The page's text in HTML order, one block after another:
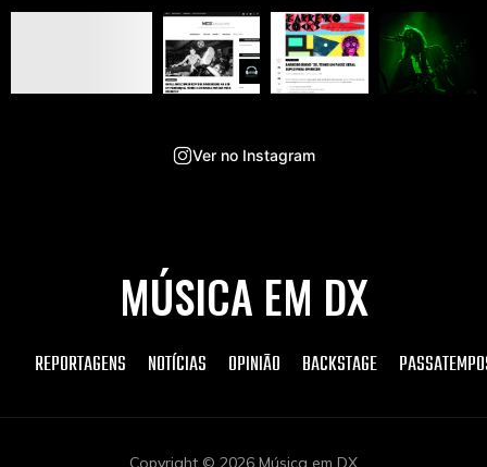
Ver no Instagram
MÚSICA EM DX
REPORTAGENS NOTÍCIAS OPINIÃO BACKSTAGE
Copyright © 2026 Música em DX